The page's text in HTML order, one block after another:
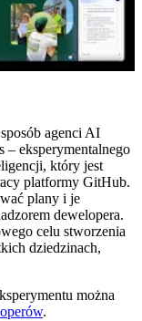
agenci AI
– eksperymentalnego
który jest
platformy GitHub.
plany i je
dewelopera.
celu stworzenia
dziedzinach,
można
.